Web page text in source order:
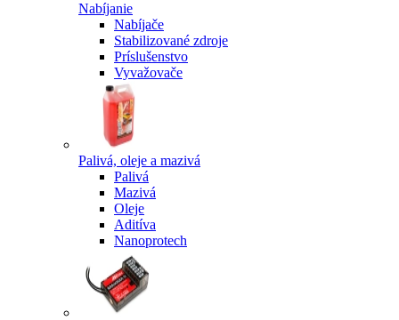
Nabíjanie
Nabíjače
Stabilizované zdroje
Príslušenstvo
Vyvažovače
Palivá, oleje a mazivá
Palivá
Mazivá
Oleje
Aditíva
Nanoprotech